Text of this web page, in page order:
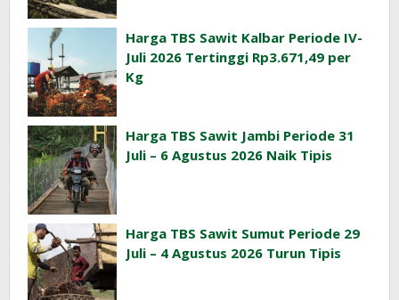
Harga TBS Sawit Kalbar Periode IV-
Juli 2026 Tertinggi Rp3.671,49 per
Kg
Harga TBS Sawit Jambi Periode 31
Juli – 6 Agustus 2026 Naik Tipis
Harga TBS Sawit Sumut Periode 29
Juli – 4 Agustus 2026 Turun Tipis